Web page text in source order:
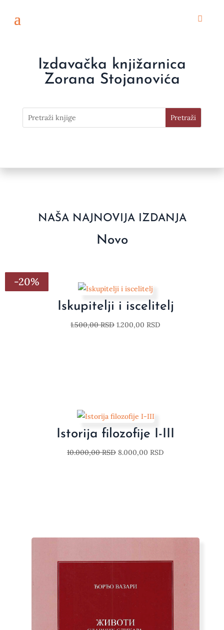
Izdavačka knjižarnica
Zorana Stojanovića
NAŠA NAJNOVIJA IZDANJA
Novo
-20%
Iskupitelji i iscelitelj
1.500,00RSD 1.200,00 RSD
-20%
Istorija filozofije I-III
10.000,00RSD 8.000,00 RSD
-20%
-20%
-20%
-20%
-20%